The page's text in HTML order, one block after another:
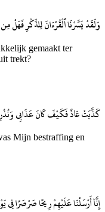
وَلَقَدْ يَسَّرْنَا ٱلْقُرْءَانَ لِلذِّكْرِ فَهَلْ
gemaakt ter
trekt?
كَذَّبَتْ عَادٌ فَكَيْفَ كَانَ عَذَابِى وَنُذُرِ
Mijn bestraffing en
إِنَّآ أَرْسَلْنَا عَلَيْهِمْ رِيحًا صَرْصَرًا